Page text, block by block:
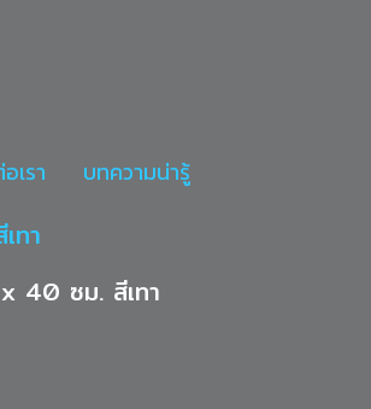
เรา บทความน่ารู้
ทา
40 ซม. สีเทา